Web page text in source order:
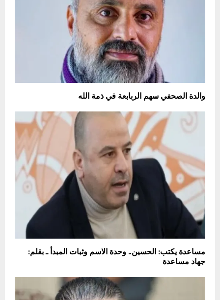
والدة الصحفي سهم الربابعة في ذمة الله
مساعدة يكتب: الحسين.. وحدة الاسم وثبات المبدأ ـ بقلم:
جهاد مساعدة